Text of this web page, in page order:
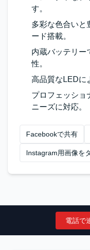
す。
多彩な色合いと
ード搭載。
内蔵バッテリー
性。
高品質なLEDに
プロフェッショ
ニーズに対応。
Facebookで共有
Instagram用画像を
電話で